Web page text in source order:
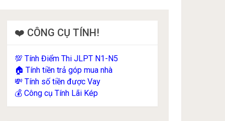
❤️ CÔNG CỤ TÍNH!
💯Tính Điểm Thi JLPT N1-N5
🏠Tính tiền trả góp mua nhà
💸Tính số tiền được Vay
💰Công cụ Tính Lãi Kép